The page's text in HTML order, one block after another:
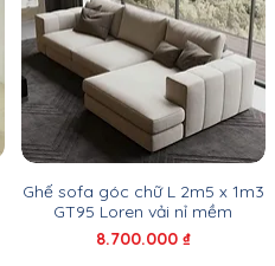
Ghế sofa góc chữ L 2m5 x 1m3
GT95 Loren vải nỉ mềm
Giá
8.700.000 ₫